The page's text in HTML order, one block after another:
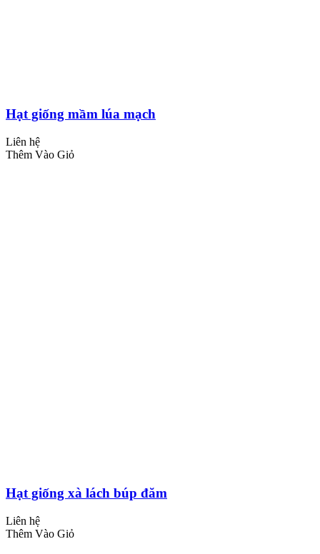
Hạt giống mầm lúa mạch
Liên hệ
Thêm Vào Giỏ
Hạt giống xà lách búp đăm
Liên hệ
Thêm Vào Giỏ